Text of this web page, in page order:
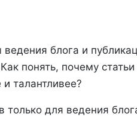
блога и
понять, почему
талантливее?
для ведения